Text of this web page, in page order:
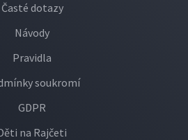
Časté dotazy
Návody
Pravidla
soukromí
GDPR
na Rajčeti